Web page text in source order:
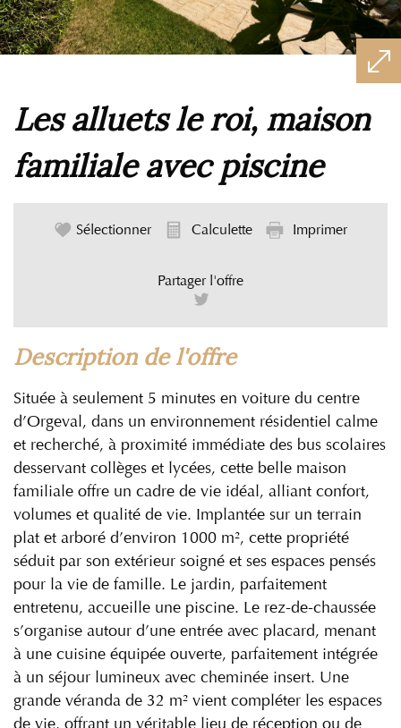
les alluets le roi, maison
familiale avec piscine
Sélectionner Calculette Imprimer
Partager l'offre
description de l'offre
Située à seulement 5 minutes en voiture du centre
d’Orgeval, dans un environnement résidentiel calme
et recherché, à proximité immédiate des bus scolaires
desservant collèges et lycées, cette belle maison
familiale offre un cadre de vie idéal, alliant confort,
volumes et qualité de vie. Implantée sur un terrain
plat et arboré d’environ 1000 m², cette propriété
séduit par son extérieur soigné et ses espaces pensés
pour la vie de famille. Le jardin, parfaitement
entretenu, accueille une piscine. Le rez-de-chaussée
s’organise autour d’une entrée avec placard, menant
à une cuisine équipée ouverte, parfaitement intégrée
à un séjour lumineux avec cheminée insert. Une
grande véranda de 32 m² vient compléter les espaces